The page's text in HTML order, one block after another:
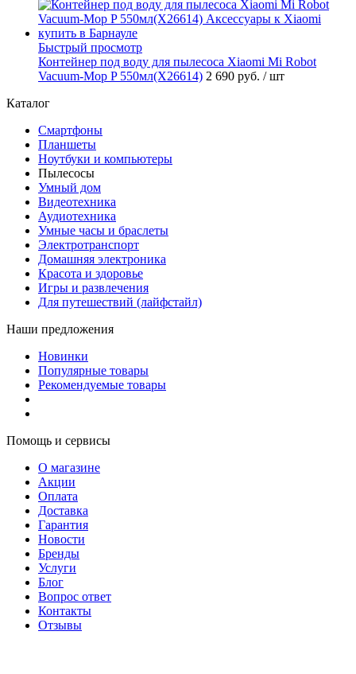
Быстрый просмотр
Контейнер под воду для пылесоса Xiaomi Mi Robot
Vacuum-Mop P 550мл(X26614) 2 690 руб. / шт
Каталог
Смартфоны
Планшеты
Ноутбуки и компьютеры
Пылесосы
Умный дом
Видеотехника
Аудиотехника
Умные часы и браслеты
Электротранспорт
Домашняя электроника
Красота и здоровье
Игры и развлечения
Для путешествий (лайфстайл)
Наши предложения
Новинки
Популярные товары
Рекомендуемые товары
Помощь и сервисы
О магазине
Акции
Оплата
Доставка
Гарантия
Новости
Бренды
Услуги
Блог
Вопрос ответ
Контакты
Отзывы